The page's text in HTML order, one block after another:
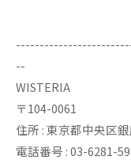
--
WISTERIA
〒104-0061
住所 : 東京都中央区
電話番号 : 03-6281-